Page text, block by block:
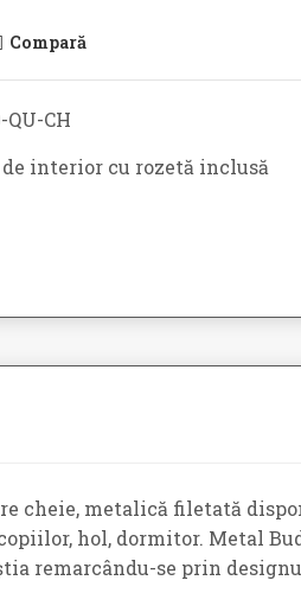
Compară
CH
interior cu rozetă inclusă
cheie, metalică filetată
hol, dormitor. Metal
remarcându-se prin